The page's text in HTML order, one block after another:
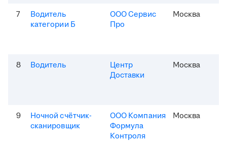
7
Водитель
категории Б
ООО Сервис
Про
Москва
8 Водитель
Центр
Доставки
Москва
9
Ночной счётчик-
сканировщик
ООО Компания
Формула
Контроля
Москва